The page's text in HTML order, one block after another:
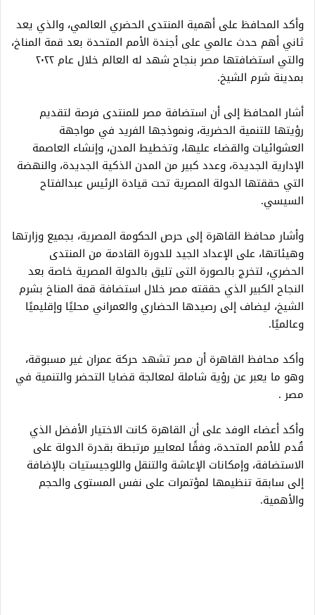
وأكد المحافظ على أهمية المنتدى الحضري العالمي، والذي يعد
ثاني أهم حدث عالمي على أجندة الأمم المتحدة بعد قمة المناخ،
والتي استضافتها مصر بنجاح شهد له العالم خلال عام ٢٠٢٢
بمدينة شرم الشيخ.
أشار المحافظ إلى أن استضافة مصر للمنتدى فرصة لتقديم
رؤيتها للتنمية الحضرية، ونموذجها الفريد في مواجهة
العشوائيات والقضاء عليها، وتخطيط المدن، وإنشاء العاصمة
الإدارية الجديدة، وعدد كبير من المدن الذكية الجديدة، والنهضة
التي حققتها الدولة المصرية تحت قيادة الرئيس عبدالفتاح
السيسي.
وأشار محافظ القاهرة إلى حرص الحكومة المصرية، بجميع وزارتها
وهيئاتها، على الإعداد الجيد للدورة القادمة من المنتدى
الحضري، لتخرج بالصورة التى تليق بالدولة المصرية خاصة بعد
النجاح الكبير الذي حققته مصر خلال استضافة قمة المناخ بشرم
الشيخ، ليضاف إلى رصيدها الحضاري والعمراني محليًا وإقليميًا
وعالميًا.
وأكد محافظ القاهرة أن مصر تشهد حركة عمران غير مسبوقة،
وهو ما يعبر عن رؤية شاملة لمعالجة قضايا التحضر والتنمية في
مصر .
وأكد أعضاء الوفد على أن القاهرة كانت الاختيار الأفضل الذي
قُدم للأمم المتحدة، وفقًا لمعايير مرتبطة بقدرة الدولة على
الاستضافة، وإمكانات الإعاشة والتنقل واللوجيستيات بالإضافة
إلى سابقة تنظيمها لمؤتمرات على نفس المستوى والحجم
والأهمية.